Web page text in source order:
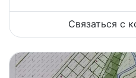
Связаться с